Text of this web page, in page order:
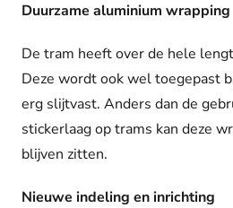
Duurzame aluminium wrapping
De tram heeft over de hele
Deze wordt ook wel toegepast
erg slijtvast. Anders dan de
stickerlaag op trams kan deze
blijven zitten.
Nieuwe indeling en inrichting